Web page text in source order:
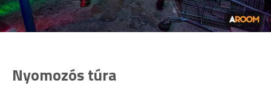
Nyomozós túra